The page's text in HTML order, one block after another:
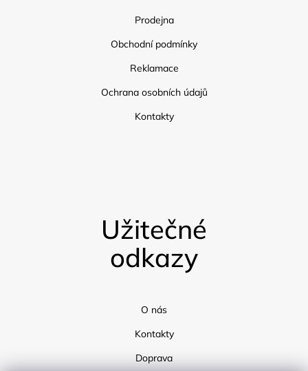
Prodejna
Obchodní podmínky
Reklamace
Ochrana osobních údajů
Kontakty
Užitečné
odkazy
O nás
Kontakty
Doprava